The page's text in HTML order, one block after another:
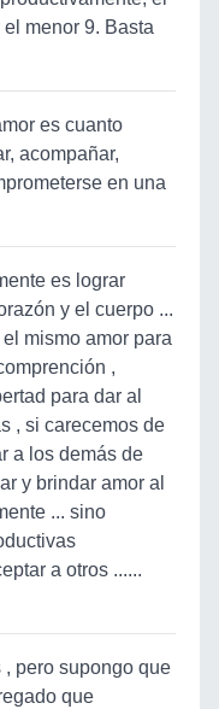
menor 9. Basta
es cuanto
acompañar,
en una
es lograr
y el cuerpo ...
mismo amor para
,
para dar al
, si carecemos de
a los demás de
y brindar amor al
... sino
a otros ......
pero supongo que
que